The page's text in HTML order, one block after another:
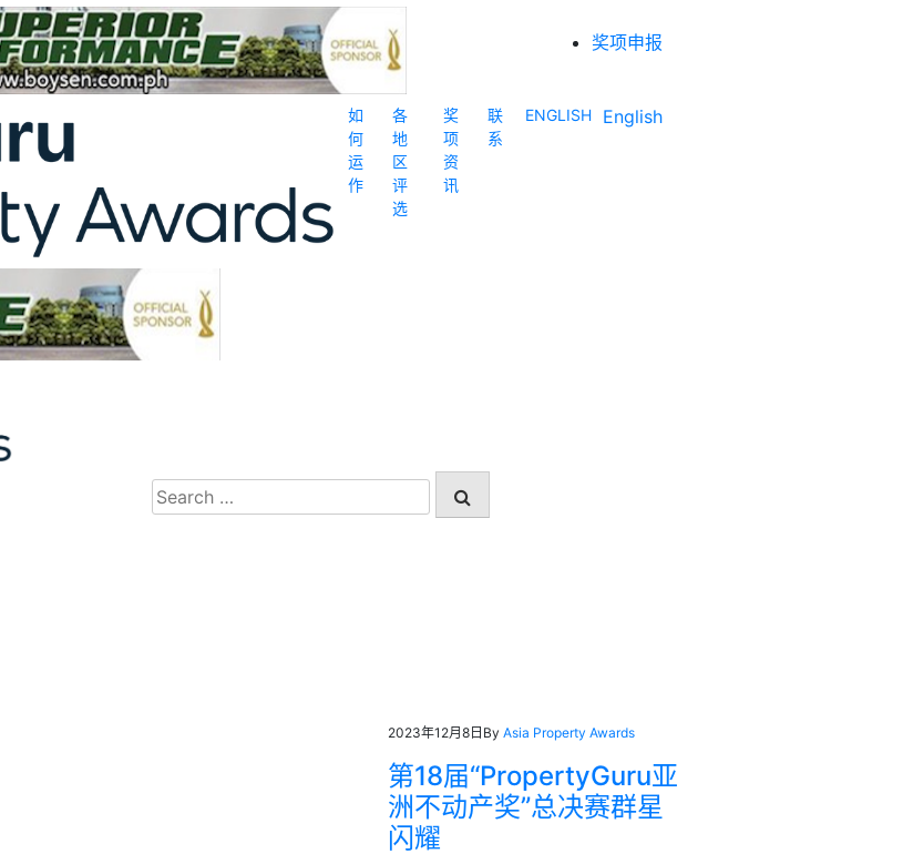
奖项申报
如
何
运
作
各
地
区
评
选
奖
项
资
讯
联
系
ENGLISH English
Search
for:
2023年12月8日 ByAsia Property Awards
第18届“PropertyGuru亚
洲不动产奖”总决赛群星
闪耀